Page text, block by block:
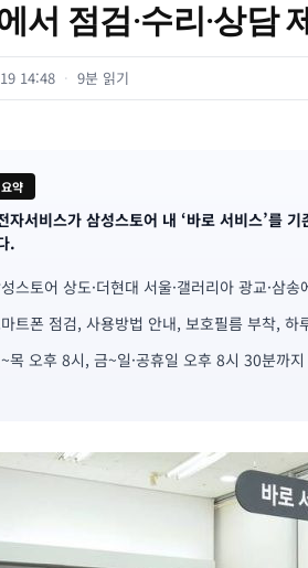
서 점검·수리·상담
14:48 9분 읽기
약
자서비스가 삼성스토어 내 ‘바로 서비스’를
.
스토어 상도·더현대 서울·갤러리아 광교·삼송
트폰 점검, 사용방법 안내, 보호필름 부착, 하
목 오후 8시, 금~일·공휴일 오후 8시 30분까